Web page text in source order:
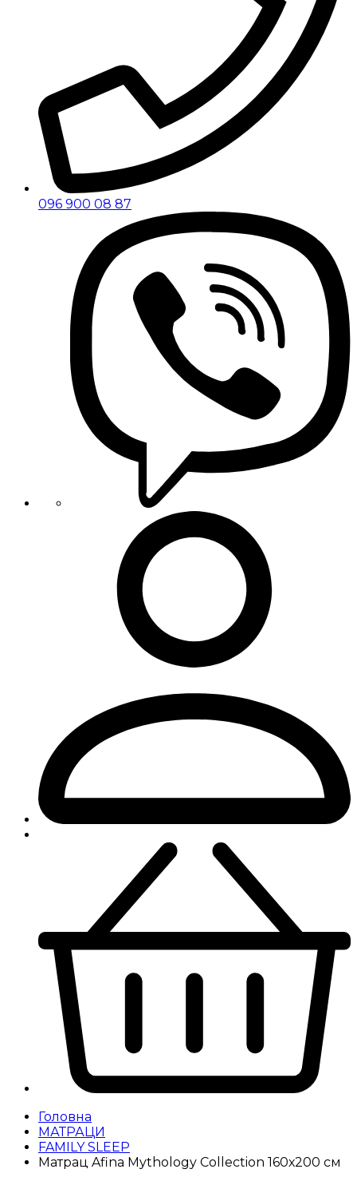
096 900 08 87
Головна
МАТРАЦИ
FAMILY SLEEP
Матрац Afina Mythology Collection 160х200 см